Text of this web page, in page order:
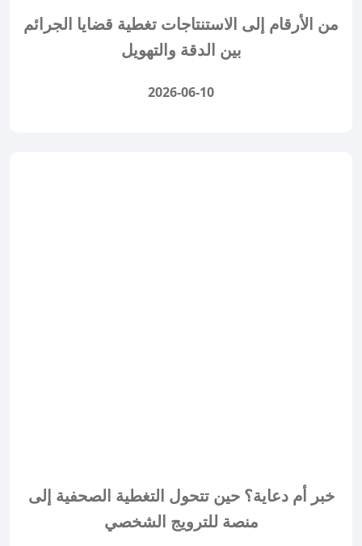
من الأرقام إلى الاستنتاجات تغطية قضايا الجرائم
بين الدقة والتهويل
2026-06-10
خبر أم دعاية؟ حين تتحول التغطية الصحفية إلى
منصة للترويج الشخصي